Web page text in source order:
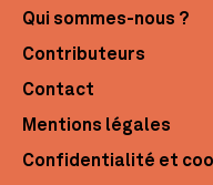
Qui sommes-nous ?
Contributeurs
Contact
Mentions légales
Confidentialité et